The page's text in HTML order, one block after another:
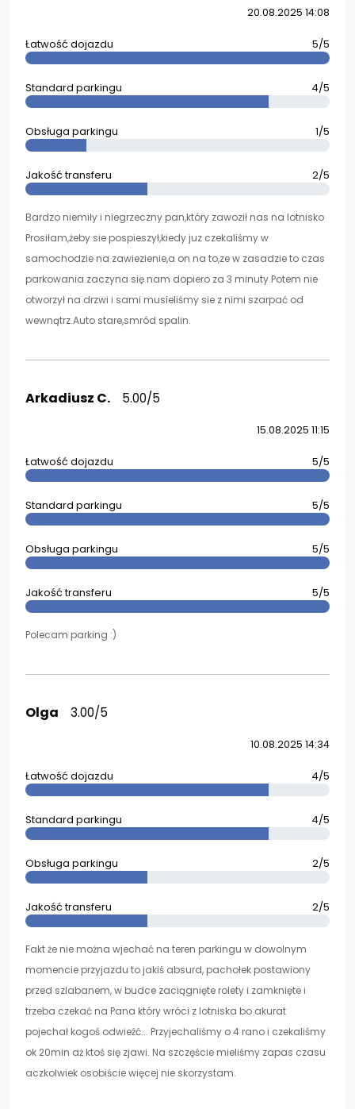
20.08.2025 14:08
Łatwość dojazdu 5/5
Standard parkingu 4/5
Obsługa parkingu 1/5
Jakość transferu 2/5
Bardzo niemiły i niegrzeczny pan,który zawoził nas na lotnisko
Prosiłam,żeby sie pospieszył,kiedy juz czekaliśmy w
samochodzie na zawiezienie,a on na to,ze w zasadzie to czas
parkowania zaczyna się nam dopiero za 3 minuty.Potem nie
otworzył na drzwi i sami musieliśmy sie z nimi szarpać od
wewnątrz.Auto stare,smród spalin.
Arkadiusz C. 5.00/5
15.08.2025 11:15
Łatwość dojazdu 5/5
Standard parkingu 5/5
Obsługa parkingu 5/5
Jakość transferu 5/5
Polecam parking :)
Olga 3.00/5
10.08.2025 14:34
Łatwość dojazdu 4/5
Standard parkingu 4/5
Obsługa parkingu 2/5
Jakość transferu 2/5
Fakt że nie można wjechać na teren parkingu w dowolnym
momencie przyjazdu to jakiś absurd, pachołek postawiony
przed szlabanem, w budce zaciągnięte rolety i zamknięte i
trzeba czekać na Pana który wróci z lotniska bo akurat
pojechał kogoś odwieźć... Przyjechaliśmy o 4 rano i czekaliśmy
ok 20min aż ktoś się zjawi. Na szczęście mieliśmy zapas czasu
aczkolwiek osobiście więcej nie skorzystam.